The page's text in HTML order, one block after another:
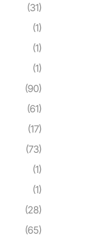
(31)
(1)
(1)
(1)
(90)
(61)
(17)
(73)
(1)
(1)
(28)
(65)